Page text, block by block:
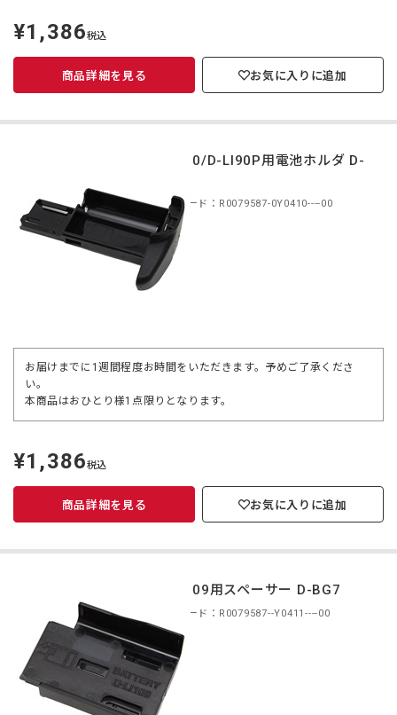
定
価
¥1,386税込
商品詳細を見る お気に入りに追加
D-LI90/D-LI90P用電池ホルダ D-
商品コード：R0079587-0Y0410----00
お届けまでに1週間程度お時間をいただきます。予めご了承くださ
い。
本商品はおひとり様1点限りとなります。
定
価
¥1,386税込
商品詳細を見る お気に入りに追加
D-LI109用スペーサー D-BG7
商品コード：R0079587--Y0411----00